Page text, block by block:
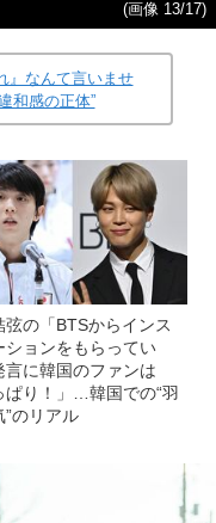
(画像 13/17)
』なんて言いませ
和感の正体”
弦の「BTSからインス
ションをもらってい
言に韓国のファンは
ぱり！」…韓国での“羽
”のリアル